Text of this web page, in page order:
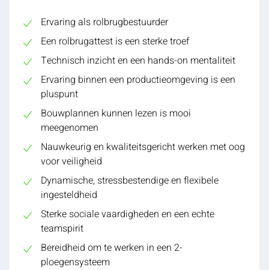
Ervaring als rolbrugbestuurder
Een rolbrugattest is een sterke troef
Technisch inzicht en een hands-on mentaliteit
Ervaring binnen een productieomgeving is een
pluspunt
Bouwplannen kunnen lezen is mooi
meegenomen
Nauwkeurig en kwaliteitsgericht werken met oog
voor veiligheid
Dynamische, stressbestendige en flexibele
ingesteldheid
Sterke sociale vaardigheden en een echte
teamspirit
Bereidheid om te werken in een 2-
ploegensysteem